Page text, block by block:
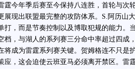
今年季后赛至今保持八连胜，首轮与次
展现出联盟最完整的攻防体系。S.阿历山
打，而是节奏控制以及博取犯规的能力。
档，与湖人的系列赛三分命中率超过四成
将成为雷霆系列赛关键。贺姆格连不只是
应，这会迫使云班亚马必须离开禁区。雷